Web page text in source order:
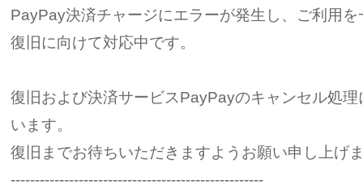
PayPay決済チャージにエラーが発生し、ご利用
復旧に向けて対応中です。
復旧および決済サービスPayPayのキャンセル処
います。
復旧までお待ちいただきますようお願い申し上げ
----------------------------------------------------